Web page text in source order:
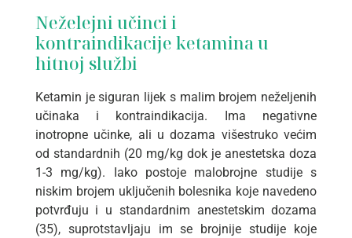
Neželejni učinci i
kontraindikacije ketamina u
hitnoj službi
Ketamin je siguran lijek s malim brojem neželjenih
učinaka i kontraindikacija. Ima negativne
inotropne učinke, ali u dozama višestruko većim
od standardnih (20 mg/kg dok je anestetska doza
1-3 mg/kg). Iako postoje malobrojne studije s
niskim brojem uključenih bolesnika koje navedeno
potvrđuju i u standardnim anestetskim dozama
(35), suprotstavljaju im se brojnije studije koje